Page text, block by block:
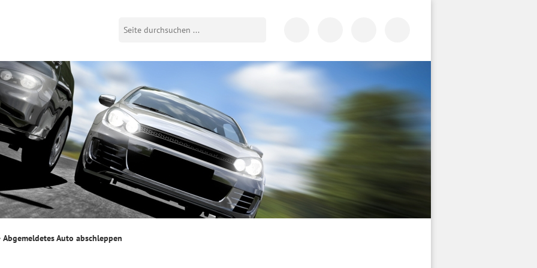
Abgemeldetes Auto abschleppen